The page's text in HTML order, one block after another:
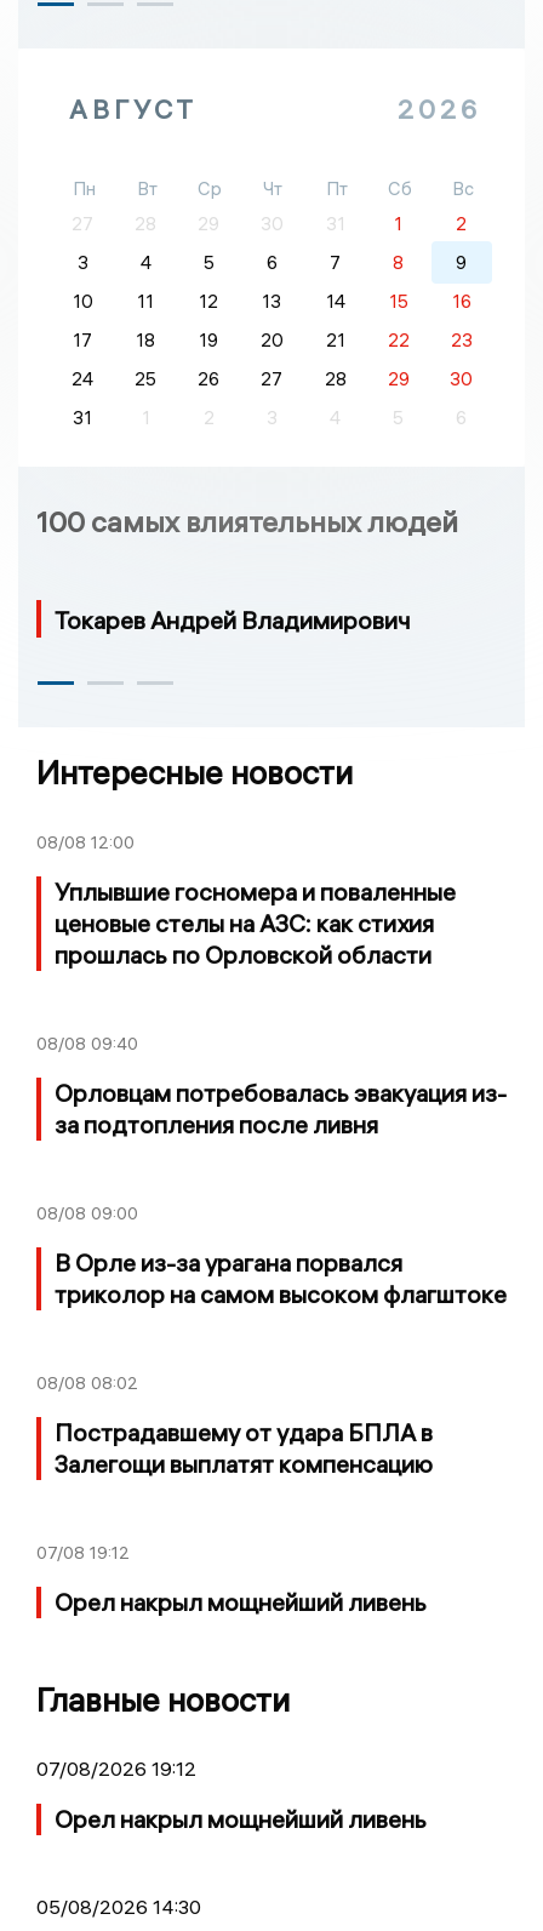
АВГУСТ 2026
Пн Вт Ср Чт Пт Сб
Вс
27
28 29 30 31 1
2
3
4 5 6 7 8
9
10
11 12 13 14 15
16
17
18 19 20 21 22
23
24
25 26 27 28 29
30
31
1 2 3 4 5 6
100 самых влиятельных людей
Токарев Андрей Владимирович
Интересные новости
08/08 12:00
Уплывшие госномера и поваленные
ценовые стелы на АЗС: как стихия
прошлась по Орловской области
08/08 09:40
Орловцам потребовалась эвакуация из-
за подтопления после ливня
08/08 09:00
В Орле из-за урагана порвался
триколор на самом высоком флагштоке
08/08 08:02
Пострадавшему от удара БПЛА в
Залегощи выплатят компенсацию
07/08 19:12
Орел накрыл мощнейший ливень
Главные новости
07/08/2026 19:12
Орел накрыл мощнейший ливень
05/08/2026 14:30